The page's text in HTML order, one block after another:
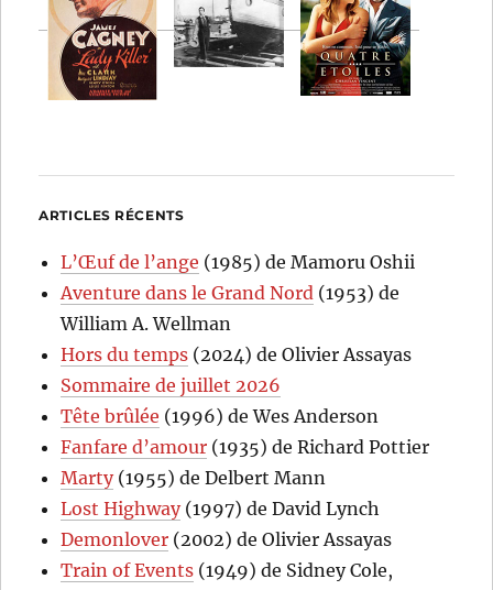
ARTICLES RÉCENTS
L’Œuf de l’ange (1985) de Mamoru Oshii
Aventure dans le Grand Nord (1953) de
William A. Wellman
Hors du temps (2024) de Olivier Assayas
Sommaire de juillet 2026
Tête brûlée (1996) de Wes Anderson
Fanfare d’amour (1935) de Richard Pottier
Marty(1955) de Delbert Mann
Lost Highway(1997) de David Lynch
Demonlover (2002) de Olivier Assayas
Train of Events (1949) de Sidney Cole,